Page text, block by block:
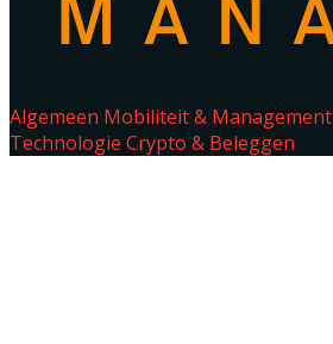
Algemeen Mobiliteit & Management
Technologie Crypto & Beleggen